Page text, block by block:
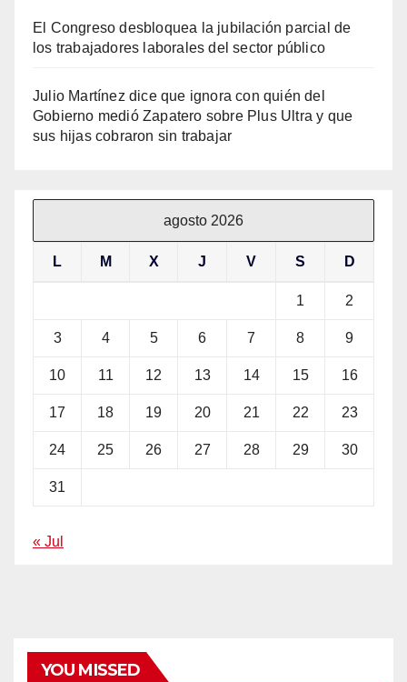
El Congreso desbloquea la jubilación parcial de
los trabajadores laborales del sector público
Julio Martínez dice que ignora con quién del
Gobierno medió Zapatero sobre Plus Ultra y que
sus hijas cobraron sin trabajar
agosto 2026
L M X J V S D
1 2
3 4 5 6 7 8 9
10 11 12 13 14 15 16
17 18 19 20 21 22 23
24 25 26 27 28 29 30
31
« Jul
YOU MISSED